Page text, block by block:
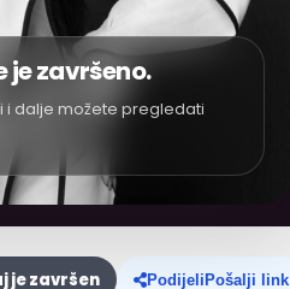
je završeno.
i dalje možete pregledati
je završen PodijeliPošalji link